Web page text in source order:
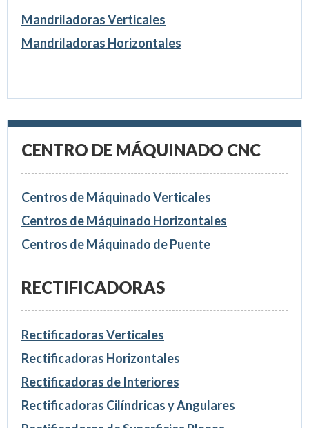
Mandriladoras Verticales
Mandriladoras Horizontales
CENTRO DE MÁQUINADO CNC
Centros de Máquinado Verticales
Centros de Máquinado Horizontales
Centros de Máquinado de Puente
RECTIFICADORAS
Rectificadoras Verticales
Rectificadoras Horizontales
Rectificadoras de Interiores
Rectificadoras Cilíndricas y Angulares